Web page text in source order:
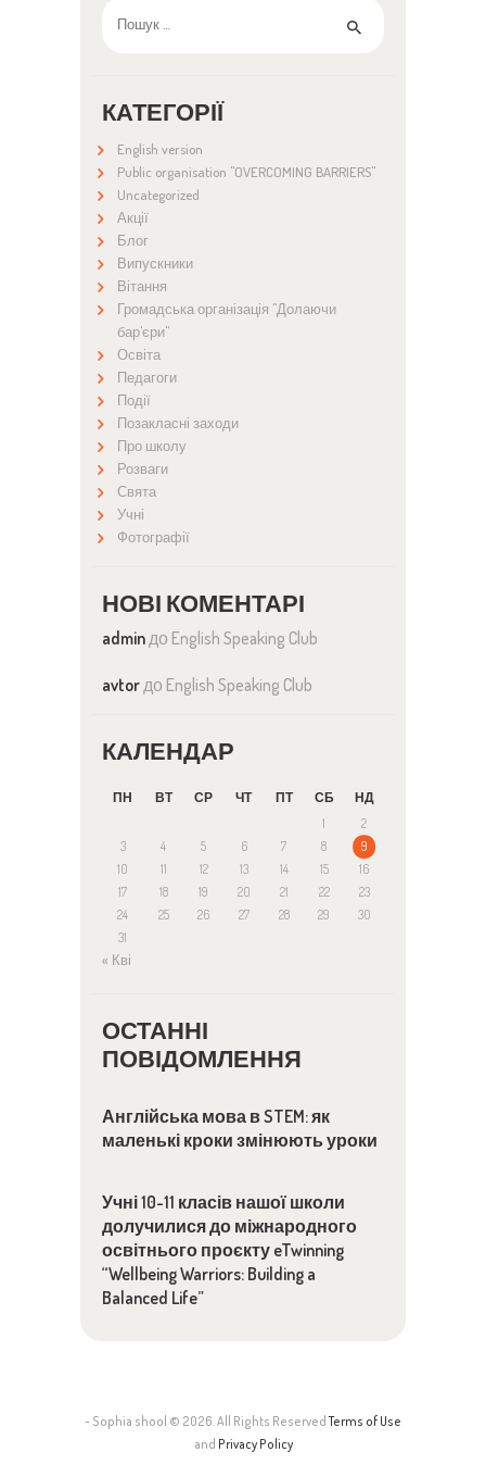
КАТЕГОРІЇ
English version
Public organisation "OVERCOMING BARRIERS"
Uncategorized
Акції
Блог
Випускники
Вітання
Громадська організація "Долаючи
бар'єри"
Освіта
Педагоги
Події
Позакласні заходи
Про школу
Розваги
Свята
Учні
Фотографії
НОВІ КОМЕНТАРІ
adminдо English Speaking Club
avtorдо English Speaking Club
КАЛЕНДАР
ПН ВТ СР ЧТ ПТ СБ
НД
1
2
3
4 5 6 7 8
9
10
11 12 13 14 15
16
17
18 19 20 21 22
23
24
25 26 27 28 29
30
31
« Кві
ОСТАННІ
ПОВІДОМЛЕННЯ
Англійська мова в STEM: як
маленькі кроки змінюють уроки
Учні 10-11 класів нашої школи
долучилися до міжнародного
освітнього проєкту eTwinning
“Wellbeing Warriors: Building a
Balanced Life”
- Sophia shool © 2026. All Rights ReservedTerms of Use
and Privacy Policy